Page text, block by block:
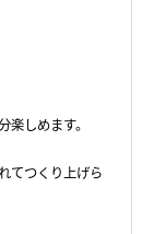
しめます。
てつくり上げら